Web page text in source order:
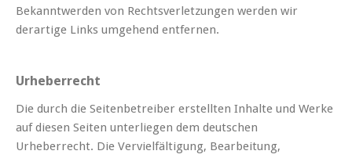
Bekanntwerden von Rechtsverletzungen werden wir
derartige Links umgehend entfernen.
Urheberrecht
Die durch die Seitenbetreiber erstellten Inhalte und Werke
auf diesen Seiten unterliegen dem deutschen
Urheberrecht. Die Vervielfältigung, Bearbeitung,